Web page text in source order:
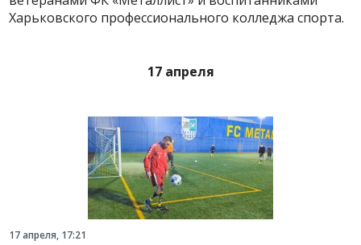
Харьковского профессионального колледжа спорта.
17 апреля
17 апреля, 17:21